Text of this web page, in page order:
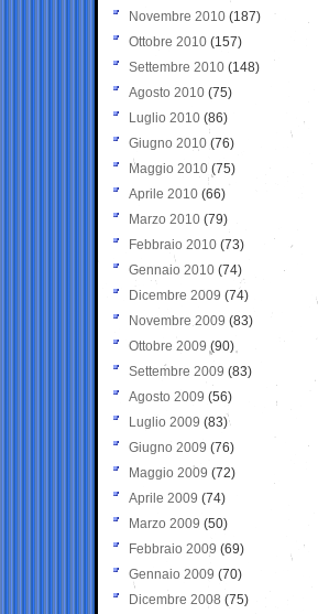
Novembre 2010 (187)
Ottobre 2010 (157)
Settembre 2010 (148)
Agosto 2010 (75)
Luglio 2010 (86)
Giugno 2010 (76)
Maggio 2010 (75)
Aprile 2010 (66)
Marzo 2010 (79)
Febbraio 2010 (73)
Gennaio 2010 (74)
Dicembre 2009 (74)
Novembre 2009 (83)
Ottobre 2009 (90)
Settembre 2009 (83)
Agosto 2009 (56)
Luglio 2009 (83)
Giugno 2009 (76)
Maggio 2009 (72)
Aprile 2009 (74)
Marzo 2009 (50)
Febbraio 2009 (69)
Gennaio 2009 (70)
Dicembre 2008 (75)